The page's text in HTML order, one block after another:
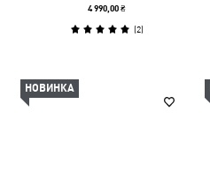
4 990,00 ₴
(2)
НОВИНКА